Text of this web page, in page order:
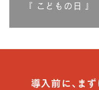
『 こどもの日 』
導入前に､ま